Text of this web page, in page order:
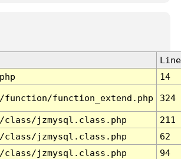
Line
14
function/function_extend.php 324
class/jzmysql.class.php
211
class/jzmysql.class.php
62
class/jzmysql.class.php
94